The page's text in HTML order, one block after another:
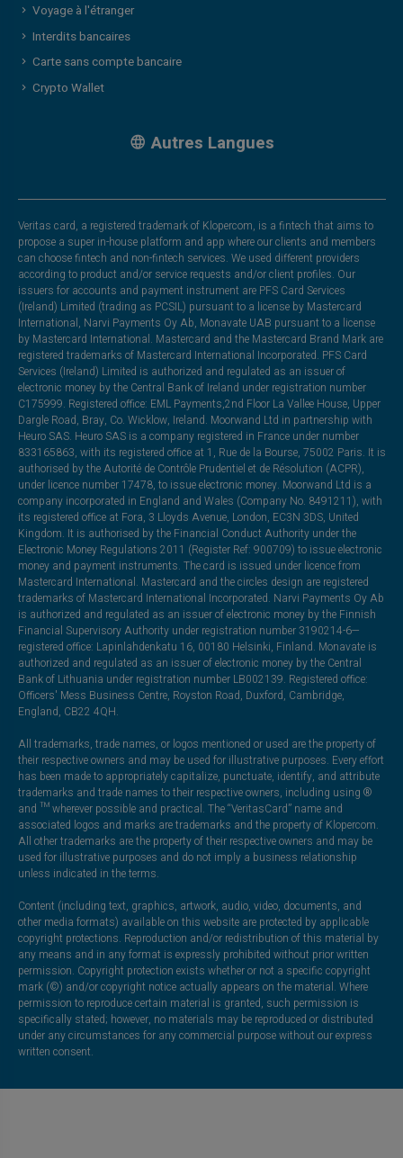
Voyage à l'étranger
Interdits bancaires
Carte sans compte bancaire
Crypto Wallet
Autres Langues
Veritas card, a registered trademark of Klopercom, is a fintech that aims to
propose a super in-house platform and app where our clients and members
can choose fintech and non-fintech services. We used different providers
according to product and/or service requests and/or client profiles. Our
issuers for accounts and payment instrument are PFS Card Services
(Ireland) Limited (trading as PCSIL) pursuant to a license by Mastercard
International, Narvi Payments Oy Ab, Monavate UAB pursuant to a license
by Mastercard International. Mastercard and the Mastercard Brand Mark are
registered trademarks of Mastercard International Incorporated. PFS Card
Services (Ireland) Limited is authorized and regulated as an issuer of
electronic money by the Central Bank of Ireland under registration number
C175999. Registered office: EML Payments,2nd Floor La Vallee House, Upper
Dargle Road, Bray, Co. Wicklow, Ireland. Moorwand Ltd in partnership with
Heuro SAS. Heuro SAS is a company registered in France under number
833165863, with its registered office at 1, Rue de la Bourse, 75002 Paris. It is
authorised by the Autorité de Contrôle Prudentiel et de Résolution (ACPR),
under licence number 17478, to issue electronic money. Moorwand Ltd is a
company incorporated in England and Wales (Company No. 8491211), with
its registered office at Fora, 3 Lloyds Avenue, London, EC3N 3DS, United
Kingdom. It is authorised by the Financial Conduct Authority under the
Electronic Money Regulations 2011 (Register Ref: 900709) to issue electronic
money and payment instruments. The card is issued under licence from
Mastercard International. Mastercard and the circles design are registered
trademarks of Mastercard International Incorporated. Narvi Payments Oy Ab
is authorized and regulated as an issuer of electronic money by the Finnish
Financial Supervisory Authority under registration number 3190214-6—
registered office: Lapinlahdenkatu 16, 00180 Helsinki, Finland. Monavate is
authorized and regulated as an issuer of electronic money by the Central
Bank of Lithuania under registration number LB002139. Registered office:
Officers' Mess Business Centre, Royston Road, Duxford, Cambridge,
England, CB22 4QH.
All trademarks, trade names, or logos mentioned or used are the property of
their respective owners and may be used for illustrative purposes. Every effort
has been made to appropriately capitalize, punctuate, identify, and attribute
trademarks and trade names to their respective owners, including using ®
and ™ wherever possible and practical. The “VeritasCard” name and
associated logos and marks are trademarks and the property of Klopercom.
All other trademarks are the property of their respective owners and may be
used for illustrative purposes and do not imply a business relationship
unless indicated in the terms.
Content (including text, graphics, artwork, audio, video, documents, and
other media formats) available on this website are protected by applicable
copyright protections. Reproduction and/or redistribution of this material by
any means and in any format is expressly prohibited without prior written
permission. Copyright protection exists whether or not a specific copyright
mark (©) and/or copyright notice actually appears on the material. Where
permission to reproduce certain material is granted, such permission is
specifically stated; however, no materials may be reproduced or distributed
under any circumstances for any commercial purpose without our express
written consent.